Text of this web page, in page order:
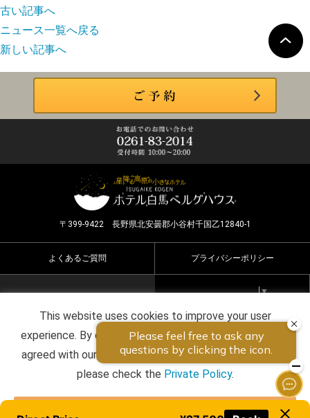
古い記事へ
ニュース一覧へ戻る
新しい記事へ
〒399-9422 長野県北安曇郡小谷村千国乙12840-1
よくあるご質問 プライバシーポリシー
Select Language ▼
Copyright ©2026 HOTEL HAKUBA BERGHAUS all rights
reserved.
This website uses cookies to improve your user
experience. By continuing to use this website, you have
agreed with our cookie consent. For futher information,
please check the Private Policy.